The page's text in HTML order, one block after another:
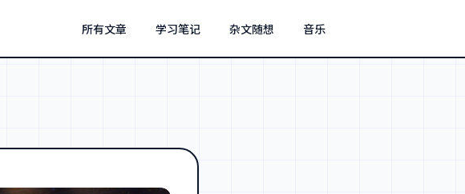
所有文章 学习笔记 杂文随想 音乐